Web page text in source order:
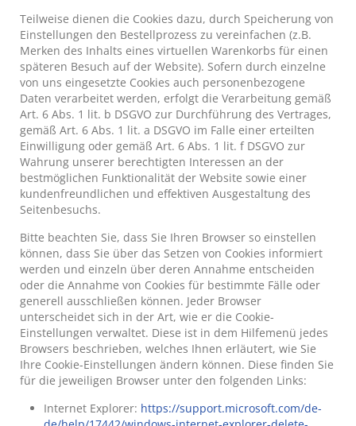
Teilweise dienen die Cookies dazu, durch Speicherung von
Einstellungen den Bestellprozess zu vereinfachen (z.B.
Merken des Inhalts eines virtuellen Warenkorbs für einen
späteren Besuch auf der Website). Sofern durch einzelne
von uns eingesetzte Cookies auch personenbezogene
Daten verarbeitet werden, erfolgt die Verarbeitung gemäß
Art. 6 Abs. 1 lit. b DSGVO zur Durchführung des Vertrages,
gemäß Art. 6 Abs. 1 lit. a DSGVO im Falle einer erteilten
Einwilligung oder gemäß Art. 6 Abs. 1 lit. f DSGVO zur
Wahrung unserer berechtigten Interessen an der
bestmöglichen Funktionalität der Website sowie einer
kundenfreundlichen und effektiven Ausgestaltung des
Seitenbesuchs.
Bitte beachten Sie, dass Sie Ihren Browser so einstellen
können, dass Sie über das Setzen von Cookies informiert
werden und einzeln über deren Annahme entscheiden
oder die Annahme von Cookies für bestimmte Fälle oder
generell ausschließen können. Jeder Browser
unterscheidet sich in der Art, wie er die Cookie-
Einstellungen verwaltet. Diese ist in dem Hilfemenü jedes
Browsers beschrieben, welches Ihnen erläutert, wie Sie
Ihre Cookie-Einstellungen ändern können. Diese finden Sie
für die jeweiligen Browser unter den folgenden Links:
Internet Explorer: https://support.microsoft.com/de-